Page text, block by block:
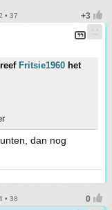
• 37
Fritsie1960 het
dan nog
• 38